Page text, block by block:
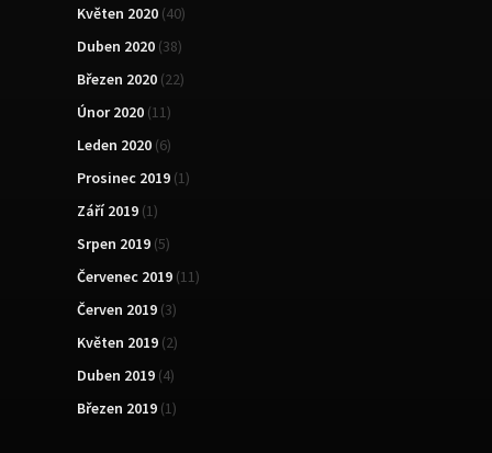
Květen 2020 (40)
Duben 2020 (38)
Březen 2020 (22)
Únor 2020 (11)
Leden 2020 (6)
Prosinec 2019 (1)
Září 2019 (1)
Srpen 2019 (5)
Červenec 2019 (11)
Červen 2019 (3)
Květen 2019 (2)
Duben 2019 (4)
Březen 2019 (1)